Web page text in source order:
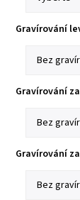
Gravírování
Gravírování
Gravírování